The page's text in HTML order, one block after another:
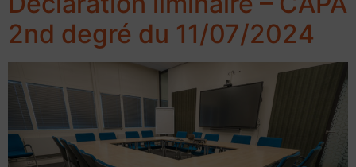
2nd degré du 11/07/2024